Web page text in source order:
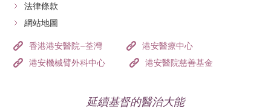
法律條款
網站地圖
香港港安醫院–荃灣
港安醫療中心
港安機械臂外科中心
港安醫院慈善基金
延續基督的醫治大能